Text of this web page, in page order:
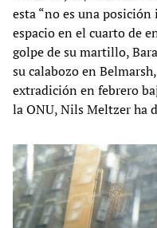
esta “no es una
espacio en el cuarto de
golpe de su martillo,
su calabozo en
extradición en febrero
la ONU, Nils Meltzer ha